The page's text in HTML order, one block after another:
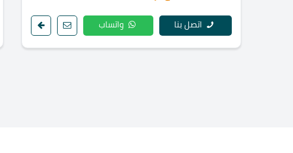
اتصل بنا واتساب